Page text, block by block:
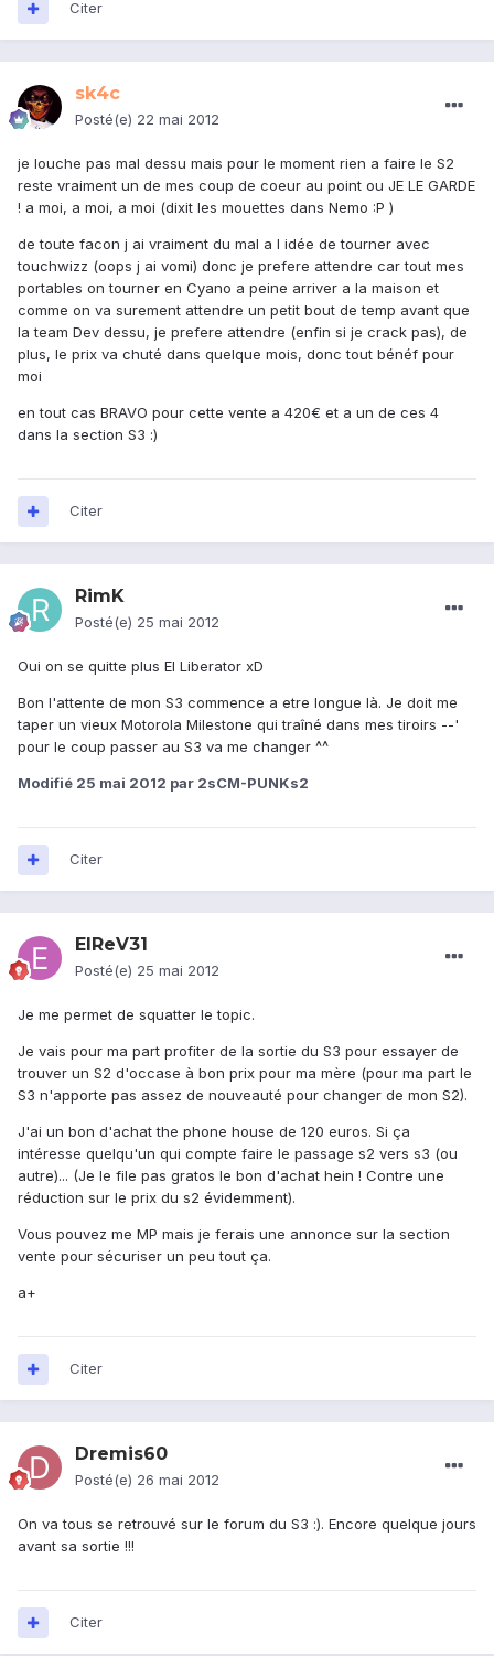
Citer
sk4c
Posté(e) 22 mai 2012
je louche pas mal dessu mais pour le moment rien a faire le S2
reste vraiment un de mes coup de coeur au point ou JE LE GARDE
! a moi, a moi, a moi (dixit les mouettes dans Nemo :P )
de toute facon j ai vraiment du mal a l idée de tourner avec
touchwizz (oops j ai vomi) donc je prefere attendre car tout mes
portables on tourner en Cyano a peine arriver a la maison et
comme on va surement attendre un petit bout de temp avant que
la team Dev dessu, je prefere attendre (enfin si je crack pas), de
plus, le prix va chuté dans quelque mois, donc tout bénéf pour
moi
en tout cas BRAVO pour cette vente a 420€ et a un de ces 4
dans la section S3 :)
Citer
RimK
Posté(e) 25 mai 2012
Oui on se quitte plus El Liberator xD
Bon l'attente de mon S3 commence a etre longue là. Je doit me
taper un vieux Motorola Milestone qui traîné dans mes tiroirs --'
pour le coup passer au S3 va me changer ^^
Modifié 25 mai 2012 par 2sCM-PUNKs2
Citer
ElReV31
Posté(e) 25 mai 2012
Je me permet de squatter le topic.
Je vais pour ma part profiter de la sortie du S3 pour essayer de
trouver un S2 d'occase à bon prix pour ma mère (pour ma part le
S3 n'apporte pas assez de nouveauté pour changer de mon S2).
J'ai un bon d'achat the phone house de 120 euros. Si ça
intéresse quelqu'un qui compte faire le passage s2 vers s3 (ou
autre)... (Je le file pas gratos le bon d'achat hein ! Contre une
réduction sur le prix du s2 évidemment).
Vous pouvez me MP mais je ferais une annonce sur la section
vente pour sécuriser un peu tout ça.
a+
Citer
Dremis60
Posté(e) 26 mai 2012
On va tous se retrouvé sur le forum du S3 :). Encore quelque jours
avant sa sortie !!!
Citer